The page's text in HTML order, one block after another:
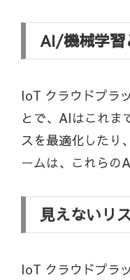
AI/機械学習
IoT クラウドプラ
とで、AIはこれま
スを最適化したり
ームは、これらの
見えないリ
IoT クラウドプラ